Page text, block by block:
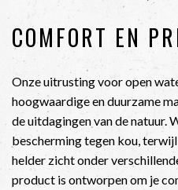
COMFORT EN
Onze uitrusting voor open
hoogwaardige en duurzame
de uitdagingen van de natuur.
bescherming tegen kou,
helder zicht onder
product is ontworpen om je